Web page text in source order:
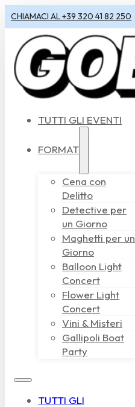
CHIAMACI AL +39 320 41 82 250
TUTTI GLI EVENTI
FORMAT
Cena con
Delitto
Detective per
un Giorno
Maghetti per un
Giorno
Balloon Light
Concert
Flower Light
Concert
Vini & Misteri
Gallipoli Boat
Party
TUTTI GLI